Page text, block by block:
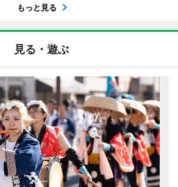
もっと見る
見る・遊ぶ